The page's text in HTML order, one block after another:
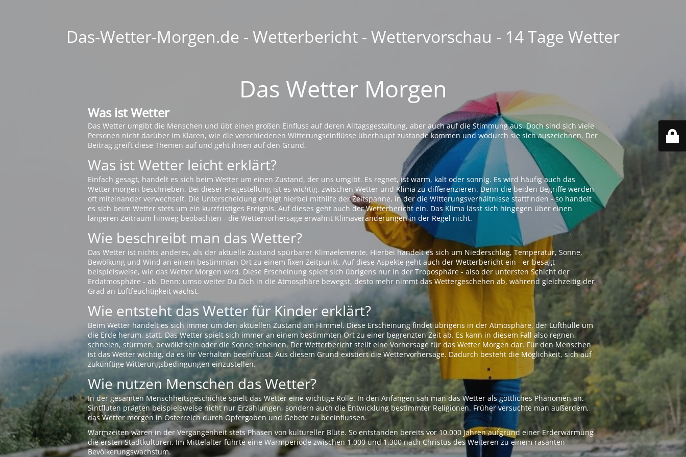
Das-Wetter-Morgen.de - Wetterbericht - Wettervorschau - 14 Tage Wetter
Das Wetter Morgen
Was ist Wetter
Das Wetter umgibt die Menschen und übt einen großen Einfluss auf deren Alltagsgestaltung, aber auch auf die Stimmung aus. Doch sind sich viele
Personen nicht darüber im Klaren, wie die verschiedenen Witterungseinflüsse überhaupt zustande kommen und wodurch sie sich auszeichnen. Der
Beitrag greift diese Themen auf und geht ihnen auf den Grund.
Was ist Wetter leicht erklärt?
Einfach gesagt, handelt es sich beim Wetter um einen Zustand, der uns umgibt. Es regnet, ist warm, kalt oder sonnig. Es wird häufig auch das
Wetter morgen beschrieben. Bei dieser Fragestellung ist es wichtig, zwischen Wetter und Klima zu differenzieren. Denn die beiden Begriffe werden
oft miteinander verwechselt. Die Unterscheidung erfolgt hierbei mithilfe der Zeitspanne, in der die Witterungsverhältnisse stattfinden - so handelt
es sich beim Wetter stets um ein kurzfristiges Ereignis. Auf dieses geht auch der Wetterbericht ein. Das Klima lässt sich hingegen über einen
längeren Zeitraum hinweg beobachten - die Wettervorhersage erwähnt Klimaveränderungen in der Regel nicht.
Wie beschreibt man das Wetter?
Das Wetter ist nichts anderes, als der aktuelle Zustand spürbarer Klimaelemente. Hierbei handelt es sich um Niederschlag, Temperatur, Sonne,
Bewölkung und Wind an einem bestimmten Ort zu einem fixen Zeitpunkt. Auf diese Aspekte geht auch der Wetterbericht ein - er besagt
beispielsweise, wie das Wetter Morgen wird. Diese Erscheinung spielt sich übrigens nur in der Troposphäre - also der untersten Schicht der
Erdatmosphäre - ab. Denn: umso weiter Du Dich in die Atmosphäre bewegst, desto mehr nimmt das Wettergeschehen ab, während gleichzeitig der
Grad an Luftfeuchtigkeit wächst.
Wie entsteht das Wetter für Kinder erklärt?
Beim Wetter handelt es sich immer um den aktuellen Zustand am Himmel. Diese Erscheinung findet übrigens in der Atmosphäre, der Lufthülle um
die Erde herum, statt. Das Wetter spielt sich immer an einem bestimmten Ort zu einer begrenzten Zeit ab. Es kann in diesem Fall also regnen,
schneien, stürmen, bewölkt sein oder die Sonne scheinen. Der Wetterbericht stellt eine Vorhersage für das Wetter Morgen dar. Für den Menschen
ist das Wetter wichtig, da es ihr Verhalten beeinflusst. Aus diesem Grund existiert die Wettervorhersage. Dadurch besteht die Möglichkeit, sich auf
zukünftige Witterungsbedingungen einzustellen.
Wie nutzen Menschen das Wetter?
In der gesamten Menschheitsgeschichte spielt das Wetter eine wichtige Rolle. In den Anfängen sah man das Wetter als göttliches Phänomen an.
Sintfluten prägten beispielsweise nicht nur Erzählungen, sondern auch die Entwicklung bestimmter Religionen. Früher versuchte man außerdem,
dasWetter morgen in Österreichdurch Opfergaben und Gebete zu beeinflussen.
Warmzeiten waren in der Vergangenheit stets Phasen von kultureller Blüte. So entstanden bereits vor 10.000 Jahren aufgrund einer Erderwärmung
die ersten Stadtkulturen. Im Mittelalter führte eine Warmperiode zwischen 1.000 und 1.300 nach Christus des Weiteren zu einem rasanten
Bevölkerungswachstum.